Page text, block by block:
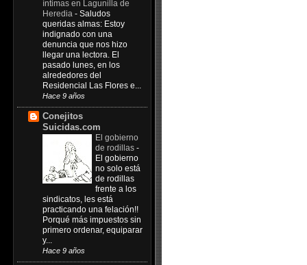
íntimas en Lagunilla de
Heredia - Saludos
queridas almas: Estoy
indignado con una
denuncia que nos hizo
llegar una lectora. El
pasado lunes, en los
alrededores del
Residencial Las Flores e...
Hace 9 años
Conejitos
Suicidas.com
El gobierno
de rodillas -
El gobierno
no solo está
de rodillas
frente a los
sindicatos, les está
practicando una felación!!
Porqué más impuestos sin
primero ordenar, equiparar
y...
Hace 9 años